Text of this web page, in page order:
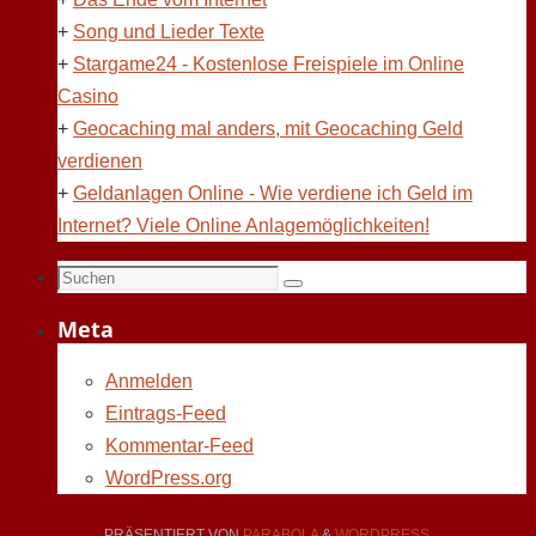
+ Song und Lieder Texte
+ Stargame24 - Kostenlose Freispiele im Online
Casino
+ Geocaching mal anders, mit Geocaching Geld
verdienen
+ Geldanlagen Online - Wie verdiene ich Geld im
Internet? Viele Online Anlagemöglichkeiten!
Suchen
Suchen
Meta
Anmelden
Eintrags-Feed
Kommentar-Feed
WordPress.org